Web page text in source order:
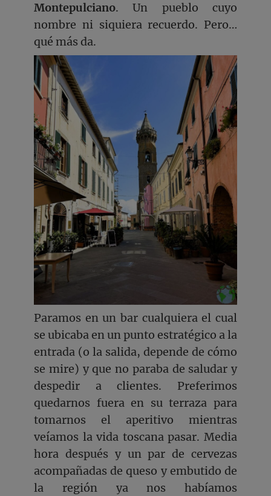
Montepulciano. Un pueblo cuyo
nombre ni siquiera recuerdo. Pero…
qué más da.
Paramos en un bar cualquiera el cual
se ubicaba en un punto estratégico a la
entrada (o la salida, depende de cómo
se mire) y que no paraba de saludar y
despedir a clientes. Preferimos
quedarnos fuera en su terraza para
tomarnos el aperitivo mientras
veíamos la vida toscana pasar. Media
hora después y un par de cervezas
acompañadas de queso y embutido de
la región ya nos habíamos